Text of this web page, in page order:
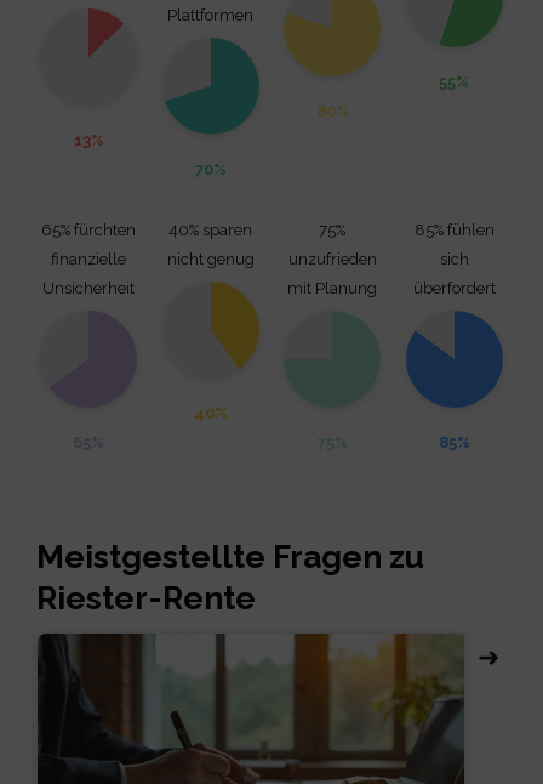
13%
Plattformen
70%
80%
55%
65% fürchten
finanzielle
Unsicherheit
40% sparen
nicht genug
40%
75%
unzufrieden
mit Planung
75%
85% fühlen
sich
überfordert
85%
Meistgestellte Fragen zu
Riester-Rente
➜